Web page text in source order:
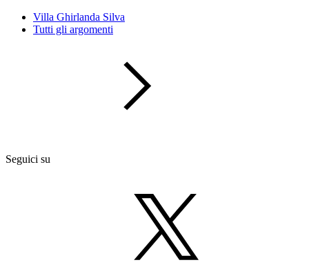
Villa Ghirlanda Silva
Tutti gli argomenti
Seguici su